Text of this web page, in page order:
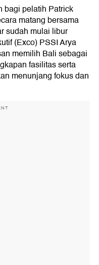
bagi pelatih Patrick
matang bersama
sudah mulai libur
(Exco) PSSI Arya
memilih Bali sebagai
fasilitas serta
menunjang fokus dan